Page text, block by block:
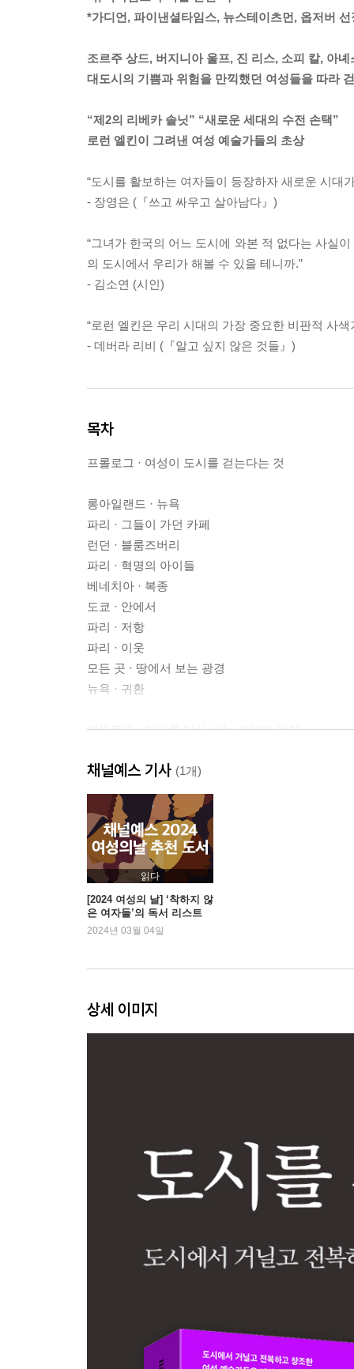
*가디언, 파이낸셜타임스, 뉴스테이츠먼, 옵저버
조르주 상드, 버지니아 울프, 진 리스, 소피 칼, 아
대도시의 기쁨과 위험을 만끽했던 여성들을 따라
“제2의 리베카 솔닛” “새로운 세대의 수전 손택”
로런 엘킨이 그려낸 여성 예술가들의 초상
“도시를 활보하는 여자들이 등장하자 새로운 시대
- 장영은 (『쓰고 싸우고 살아남다』)
“그녀가 한국의 어느 도시에 와본 적 없다는 사실
의 도시에서 우리가 해볼 수 있을 테니까.”
- 김소연 (시인)
“로런 엘킨은 우리 시대의 가장 중요한 비판적 사
- 데버라 리비 (『알고 싶지 않은 것들』)
목차
프롤로그 · 여성이 도시를 걷는다는 것
롱아일랜드 · 뉴욕
파리 · 그들이 가던 카페
런던 · 블룸즈버리
파리 · 혁명의 아이들
베네치아 · 복종
도쿄 · 안에서
파리 · 저항
파리 · 이웃
모든 곳 · 땅에서 보는 광경
뉴욕 · 귀환
에필로그 · 도시를 다시 쓰는 여성의 걷기
감사의 말
옮긴이의 말
참고 문헌
주
채널예스 기사 (1개)
읽다
[2024 여성의 날] ‘착하지 않
은 여자들’의 독서 리스트
2024년 03월 04일
상세 이미지